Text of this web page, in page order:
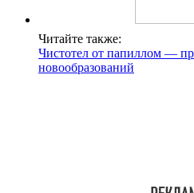
Читайте также:
Чистотел от папиллом —
новообразований